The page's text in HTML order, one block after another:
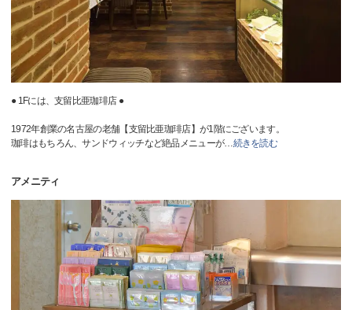
● 1Fには、支留比亜珈琲店 ●
1972年創業の名古屋の老舗【支留比亜珈琲店】が1階にございます。
珈琲はもちろん、サンドウィッチなど絶品メニューが…続きを読む
アメニティ